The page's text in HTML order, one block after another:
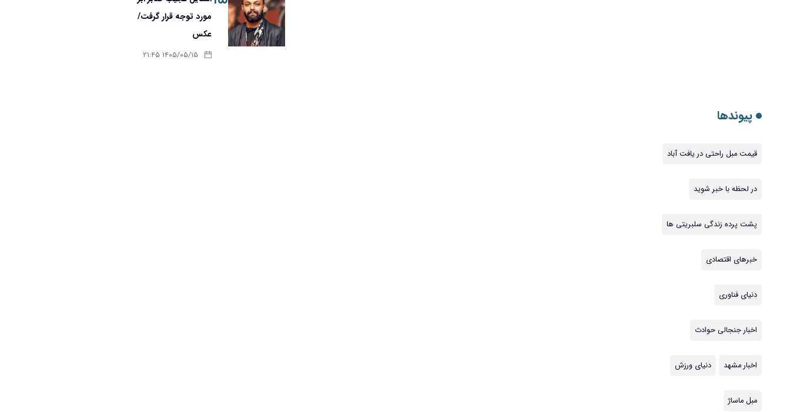
مورد توجه قرار گرفت/
عکس
۱۴۰۵/۰۵/۱۵ ۲۱:۴۵
پیوندها
قیمت مبل راحتی در یافت آباد
در لحظه با خبر شوید
پشت پرده زندگی سلبریتی ها
خبرهای اقتصادی
دنیای فناوری
اخبار جنجالی حوادث
اخبار مشهد دنیای ورزش
مبل ماساژ